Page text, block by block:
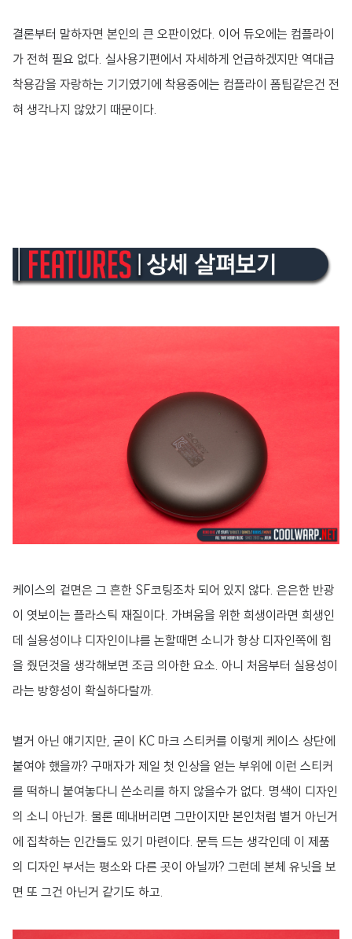
결론부터 말하자면 본인의 큰 오판이었다. 이어 듀오에는 컴플라이
가 전혀 필요 없다. 실사용기편에서 자세하게 언급하겠지만 역대급
착용감을 자랑하는 기기였기에 착용중에는 컴플라이 폼팁같은건 전
혀 생각나지 않았기 때문이다.
케이스의 겉면은 그 흔한 SF코팅조차 되어 있지 않다. 은은한 반광
이 엿보이는 플라스틱 재질이다. 가벼움을 위한 희생이라면 희생인
데 실용성이냐 디자인이냐를 논할때면 소니가 항상 디자인쪽에 힘
을 줬던것을 생각해보면 조금 의아한 요소. 아니 처음부터 실용성이
라는 방향성이 확실하다랄까.
별거 아닌 얘기지만, 굳이 KC 마크 스티커를 이렇게 케이스 상단에
붙여야 했을까? 구매자가 제일 첫 인상을 얻는 부위에 이런 스티커
를 떡하니 붙여놓다니 쓴소리를 하지 않을수가 없다. 명색이 디자인
의 소니 아닌가. 물론 떼내버리면 그만이지만 본인처럼 별거 아닌거
에 집착하는 인간들도 있기 마련이다. 문득 드는 생각인데 이 제품
의 디자인 부서는 평소와 다른 곳이 아닐까? 그런데 본체 유닛을 보
면 또 그건 아닌거 같기도 하고.